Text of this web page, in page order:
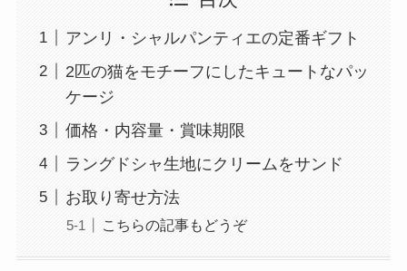
アンリ・シャルパンティエの定番ギフト
2匹の猫をモチーフにしたキュートなパッ
ケージ
価格・内容量・賞味期限
ラングドシャ生地にクリームをサンド
お取り寄せ方法
こちらの記事もどうぞ